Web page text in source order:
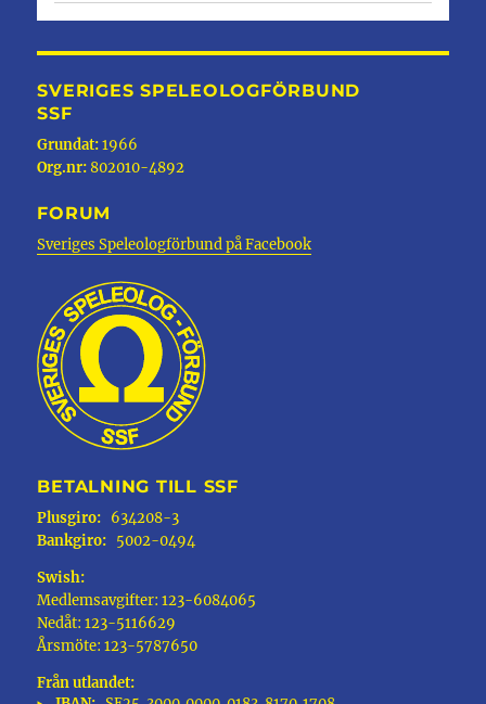
SVERIGES SPELEOLOGFÖRBUND
SSF
Grundat:1966
Org.nr:802010-4892
FORUM
Sveriges Speleologförbund på Facebook
BETALNING TILL SSF
Plusgiro: 634208-3
Bankgiro: 5002-0494
Swish:
Medlemsavgifter: 123-6084065
Nedåt: 123-5116629
Årsmöte: 123-5787650
Från utlandet: